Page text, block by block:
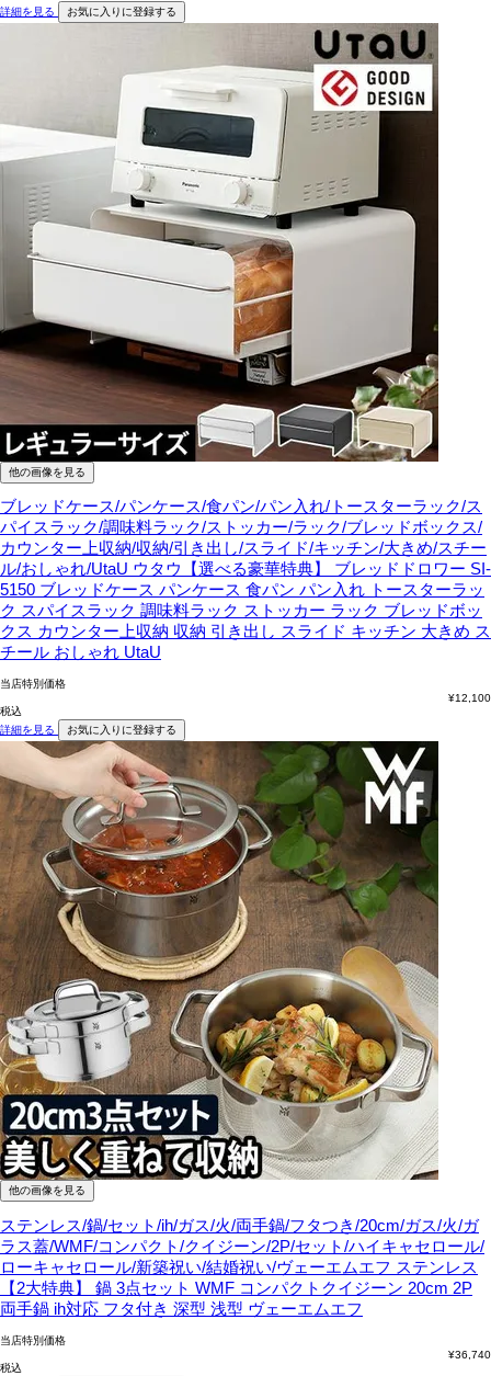
詳細を見る
お気に入りに登録する
他の画像を見る
ブレッドケース/パンケース/食パン/パン入れ/トースターラック/ス
パイスラック/調味料ラック/ストッカー/ラック/ブレッドボックス/
カウンター上収納/収納/引き出し/スライド/キッチン/大きめ/スチー
ル/おしゃれ/UtaU ウタウ【選べる豪華特典】 ブレッドドロワー SI-
5150 ブレッドケース パンケース 食パン パン入れ トースターラッ
ク スパイスラック 調味料ラック ストッカー ラック ブレッドボッ
クス カウンター上収納 収納 引き出し スライド キッチン 大きめ ス
チール おしゃれ UtaU
当店特別価格
¥12,100
税込
詳細を見る
お気に入りに登録する
他の画像を見る
ステンレス/鍋/セット/ih/ガス/火/両手鍋/フタつき/20cm/ガス/火/ガ
ラス蓋/WMF/コンパクト/クイジーン/2P/セット/ハイキャセロール/
ローキャセロール/新築祝い/結婚祝い/ヴェーエムエフ ステンレス
【2大特典】 鍋 3点セット WMF コンパクトクイジーン 20cm 2P
両手鍋 ih対応 フタ付き 深型 浅型 ヴェーエムエフ
当店特別価格
¥36,740
税込